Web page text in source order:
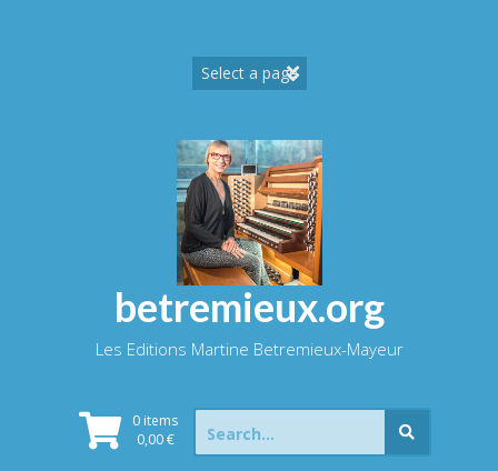
betremieux.org
Les Editions Martine Betremieux-Mayeur
0 items
0,00€
Search
for: